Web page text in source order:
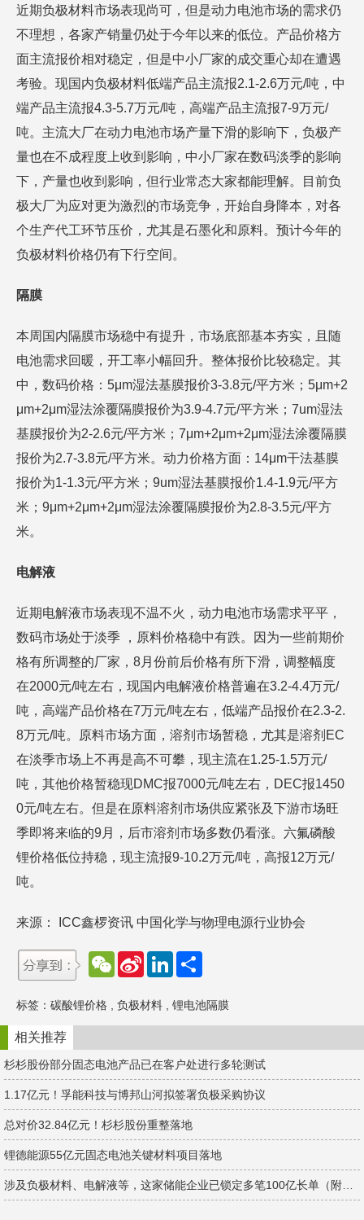
近期负极材料市场表现尚可，但是动力电池市场的需求仍
不理想，各家产销量仍处于今年以来的低位。产品价格方
面主流报价相对稳定，但是中小厂家的成交重心却在遭遇
考验。现国内负极材料低端产品主流报2.1-2.6万元/吨，中
端产品主流报4.3-5.7万元/吨，高端产品主流报7-9万元/
吨。主流大厂在动力电池市场产量下滑的影响下，负极产
量也在不成程度上收到影响，中小厂家在数码淡季的影响
下，产量也收到影响，但行业常态大家都能理解。目前负
极大厂为应对更为激烈的市场竞争，开始自身降本，对各
个生产代工环节压价，尤其是石墨化和原料。预计今年的
负极材料价格仍有下行空间。
隔膜
本周国内隔膜市场稳中有提升，市场底部基本夯实，且随
电池需求回暖，开工率小幅回升。整体报价比较稳定。其
中，数码价格：5μm湿法基膜报价3-3.8元/平方米；5μm+2
μm+2μm湿法涂覆隔膜报价为3.9-4.7元/平方米；7um湿法
基膜报价为2-2.6元/平方米；7μm+2μm+2μm湿法涂覆隔膜
报价为2.7-3.8元/平方米。动力价格方面：14μm干法基膜
报价为1-1.3元/平方米；9um湿法基膜报价1.4-1.9元/平方
米；9μm+2μm+2μm湿法涂覆隔膜报价为2.8-3.5元/平方
米。
电解液
近期电解液市场表现不温不火，动力电池市场需求平平，
数码市场处于淡季 ，原料价格稳中有跌。因为一些前期价
格有所调整的厂家，8月份前后价格有所下滑，调整幅度
在2000元/吨左右，现国内电解液价格普遍在3.2-4.4万元/
吨，高端产品价格在7万元/吨左右，低端产品报价在2.3-2.
8万元/吨。原料市场方面，溶剂市场暂稳，尤其是溶剂EC
在淡季市场上不再是高不可攀，现主流在1.25-1.5万元/
吨，其他价格暂稳现DMC报7000元/吨左右，DEC报1450
0元/吨左右。但是在原料溶剂市场供应紧张及下游市场旺
季即将来临的9月，后市溶剂市场多数仍看涨。六氟磷酸
锂价格低位持稳，现主流报9-10.2万元/吨，高报12万元/
吨。
来源： ICC鑫椤资讯 中国化学与物理电源行业协会
W
e
a
t
S
a
W
e
b
o
L
e
d
n
标签： 碳酸锂价格 负极材料 锂电池隔膜
相关推荐
杉杉股份部分固态电池产品已在客户处进行多轮测试
1.17亿元！孚能科技与博邦山河拟签署负极采购协议
总对价32.84亿元！杉杉股份重整落地
锂德能源55亿元固态电池关键材料项目落地